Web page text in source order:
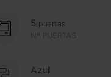
Nº PUERTAS
5 puertas
Azul